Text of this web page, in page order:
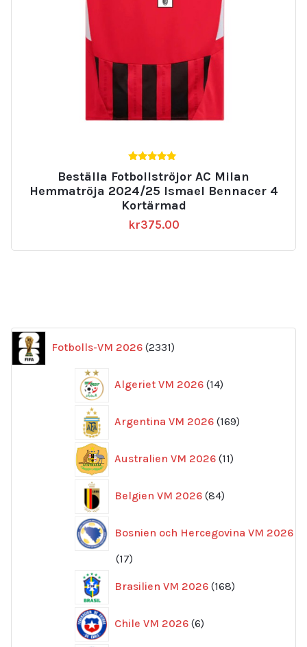
av 5
Beställa Fotbollströjor AC Milan
Hemmatröja 2024/25 Ismael Bennacer 4
Kortärmad
kr375.00
Fotbolls-VM 2026 2331
produkter
Algeriet VM 2026 14
produkter
Argentina VM 2026 169
produkter
Australien VM 2026 11
produkter
Belgien VM 2026 84
produkter
Bosnien och Hercegovina VM 2026
1717
Brasilien VM 2026 168
produkter
Chile VM 2026 6
produkter